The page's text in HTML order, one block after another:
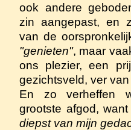
ook andere
zin aangepast, en
van de
"genieten", maar
ons plezier, een
gezichtsveld, ver van
En zo verheffen
grootste afgod, want
diepst van mijn